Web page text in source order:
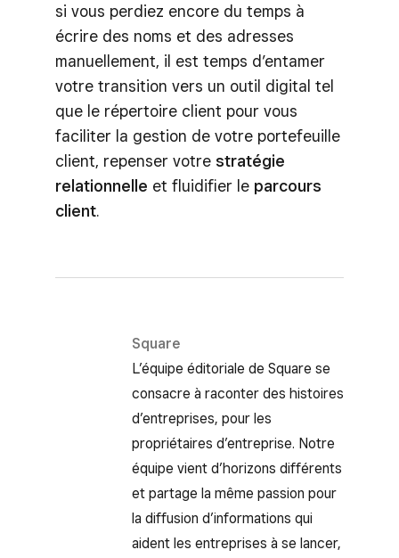
si vous perdiez encore du temps à
écrire des noms et des adresses
manuellement, il est temps d’entamer
votre transition vers un outil digital tel
que le répertoire client pour vous
faciliter la gestion de votre portefeuille
client, repenser votre stratégie
relationnelle et fluidifier le parcours
client.
Square
L’équipe éditoriale de Square se
consacre à raconter des histoires
d’entreprises, pour les
propriétaires d’entreprise. Notre
équipe vient d’horizons différents
et partage la même passion pour
la diffusion d’informations qui
aident les entreprises à se lancer,